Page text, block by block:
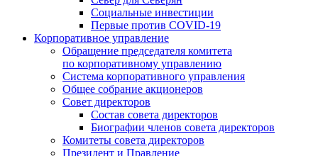
Социальные инвестиции
Первые против COVID‑19
Корпоративное управление
Обращение председателя комитета
по корпоративному управлению
Система корпоративного управления
Общее собрание акционеров
Совет директоров
Состав совета директоров
Биографии членов совета директоров
Комитеты совета директоров
Президент и Правление